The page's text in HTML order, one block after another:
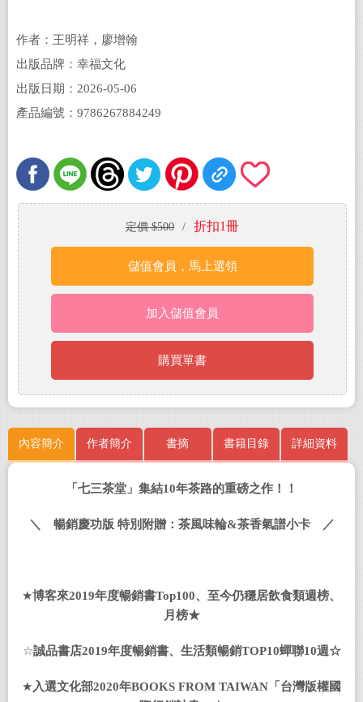
作者：王明祥，廖增翰
出版品牌：幸福文化
出版日期：2026-05-06
產品編號：9786267884249
定價 $500 / 折扣1冊
儲值會員，馬上選領
加入儲值會員
購買單書
內容簡介 作者簡介 書摘 書籍目錄 詳細資料
「七三茶堂」集結10年茶路的重磅之作！！
＼ 暢銷慶功版 特別附贈：茶風味輪&茶香氣譜小卡 ／
★博客來2019年度暢銷書Top100、至今仍穩居飲食類週榜、
月榜★
☆誠品書店2019年度暢銷書、生活類暢銷TOP10蟬聯10週☆
★ 入選文化部2020年BOOKS FROM TAIWAN 「台灣版權國